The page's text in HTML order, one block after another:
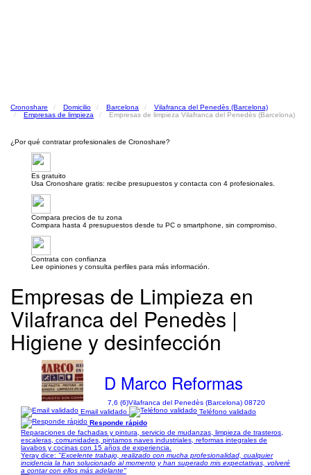
Cronoshare Domicilio Barcelona
Vilafranca del Penedès (Barcelona)
Empresas de limpieza
Empresas de limpieza Vilafranca del Penedès (Barcelona)
¿Por qué contratar profesionales de Cronoshare?
Es gratuito
Usa Cronoshare gratis: recibe presupuestos y contacta con 4 profesionales.
Compara precios de tu zona
Compara hasta 4 presupuestos desde tu PC o smartphone, sin compromiso.
Contrata con confianza
Lee opiniones y consulta perfiles para más información.
Empresas de Limpieza en
Vilafranca del Penedès |
Higiene y desinfección
D Marco Reformas
7,6 (6)Vilafranca del Penedès (Barcelona) 08720
Email validado
Teléfono validado
Responde rápido
Reparaciones de fachadas y pintura, servicio de mudanzas, limpieza de trasteros,
escaleras, comunidades, pintamos naves industriales, reformas integrales de
lavabos y cocinas con 15 años de experiencia.
Yeray dice: "Excelente trabajo, realizado con mucha profesionalidad, cualquier
incidencia la han solucionado al momento y han superado mis expectativas, volveré
a contar con ellos más adelante"